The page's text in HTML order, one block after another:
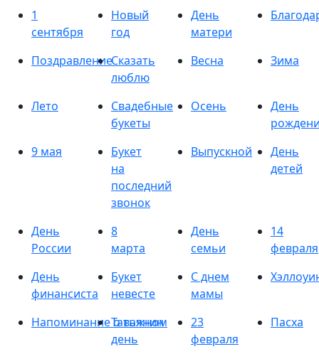
1
сентября
Новый
год
День
матери
ПоздравлениеСказать
люблю
Весна Зима
Лето
Свадебные
букеты
Осень
День
9 мая
Букет
на
последний
звонок
Выпускной
День
детей
День
России
8
марта
День
семьи
14
февраля
День
финансиста
Букет
невесте
С днем
мамы
Напоминание о важном
Татьянин
день
23
февраля
Пасха